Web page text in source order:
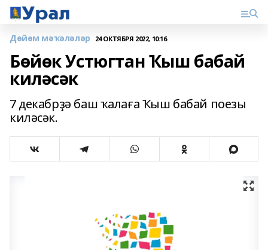
Дөйөм мәҡәләләр 24 ОКТЯБРЯ 2022, 10:16
Бөйөк Устюгтан Ҡыш бабай
киләсәк
7 декабрҙә баш ҡалаға Ҡыш бабай поезы
киләсәк.